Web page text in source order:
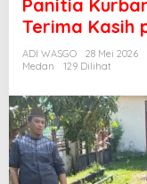
Panitia
Terima Kasih
ADI WASGO
28 Mei 2026
Medan
129 Dilihat